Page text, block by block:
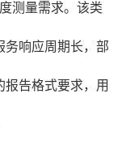
测量需求。该类
务响应周期长，部
告格式要求，用